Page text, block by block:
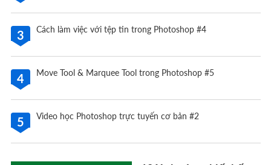
3 Cách làm việc với tệp tin trong Photoshop #4
4 Move Tool & Marquee Tool trong Photoshop #5
5 Video học Photoshop trực tuyến cơ bản #2